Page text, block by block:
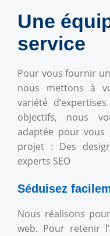
Une
service
Pour vous fournir
nous mettons à
variété
objectifs, nous
adaptée pour
projet : Des
experts SEO
Séduisez
Nous réalisons
web. Pour retenir